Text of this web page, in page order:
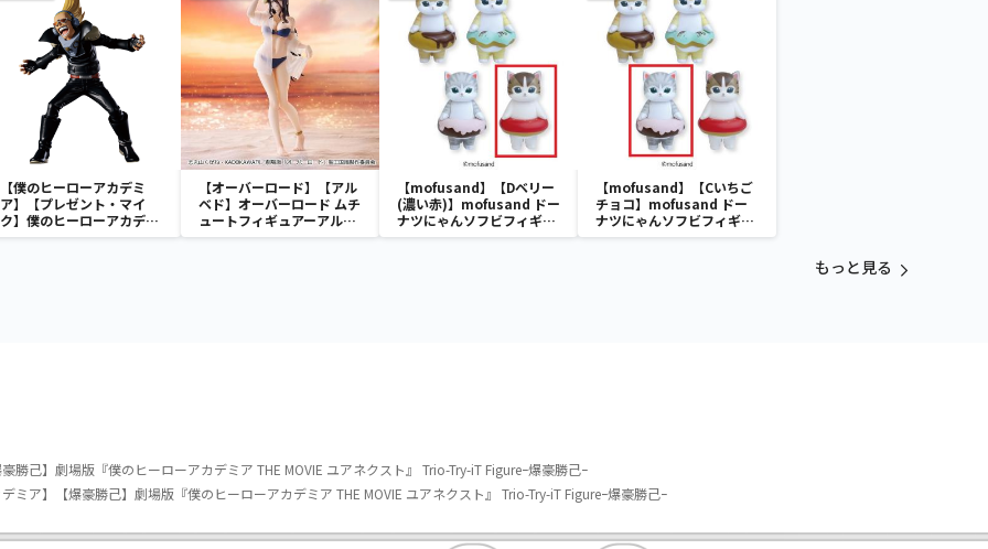
【僕のヒーローアカデミ
ア】【プレゼント・マイ
ク】僕のヒーローアカデミ
ア THE AMAZING
【オーバーロード】【アル
ベド】オーバーロード ムチ
ュートフィギュアーアルベ
ド・aqua ver.ー
【mofusand】【Dベリー
(濃い赤)】mofusand ドー
ナツにゃんソフビフィギュ
ア
【mofusand】【Cいちご
チョコ】mofusand ドー
ナツにゃんソフビフィギュ
ア
もっと見る
勝己】劇場版『僕のヒーローアカデミア THE MOVIE ユアネクスト』 Trio-Try-iT Figureｰ爆豪勝己ｰ
ミア】【爆豪勝己】劇場版『僕のヒーローアカデミア THE MOVIE ユアネクスト』 Trio-Try-iT Figureｰ爆豪勝己ｰ